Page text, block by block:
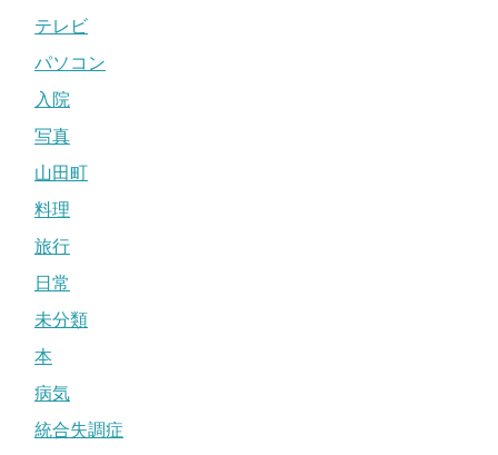
テレビ
パソコン
入院
写真
山田町
料理
旅行
日常
未分類
本
病気
統合失調症